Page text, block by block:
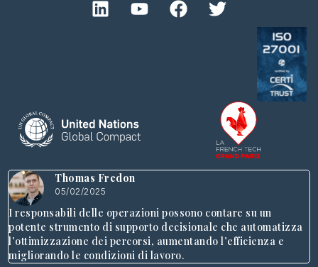
Thomas Fredon
05/02/2025
I responsabili delle operazioni possono contare su un
potente strumento di supporto decisionale che automatizza
l’ottimizzazione dei percorsi, aumentando l’efficienza e
migliorando le condizioni di lavoro.